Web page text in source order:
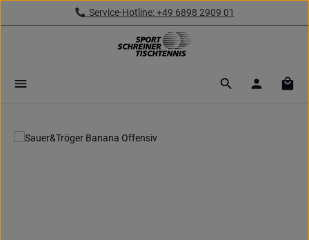
Zum Hauptinhalt springenService-Hotline: +49 6898 2909 01
Bildergalerie überspringen